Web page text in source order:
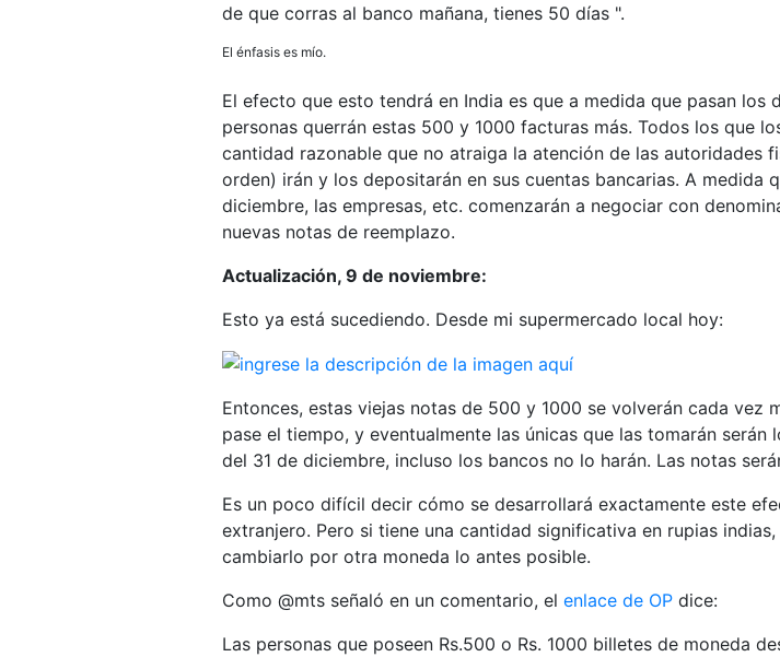
de que corras al banco mañana, tienes 50 días ".
El énfasis es mío.
El efecto que esto tendrá en India es que a medida que pasan los
personas querrán estas 500 y 1000 facturas más. Todos los que
cantidad razonable que no atraiga la atención de las autoridades
orden) irán y los depositarán en sus cuentas bancarias. A medida
diciembre, las empresas, etc. comenzarán a negociar con
nuevas notas de reemplazo.
Actualización, 9 de noviembre:
Esto ya está sucediendo. Desde mi supermercado local hoy:
Entonces, estas viejas notas de 500 y 1000 se volverán cada vez
pase el tiempo, y eventualmente las únicas que las tomarán serán
del 31 de diciembre, incluso los bancos no lo harán. Las notas
Es un poco difícil decir cómo se desarrollará exactamente este
extranjero. Pero si tiene una cantidad significativa en rupias
cambiarlo por otra moneda lo antes posible.
Como @mts señaló en un comentario, el enlace de OP dice:
Las personas que poseen Rs.500 o Rs. 1000 billetes de moneda